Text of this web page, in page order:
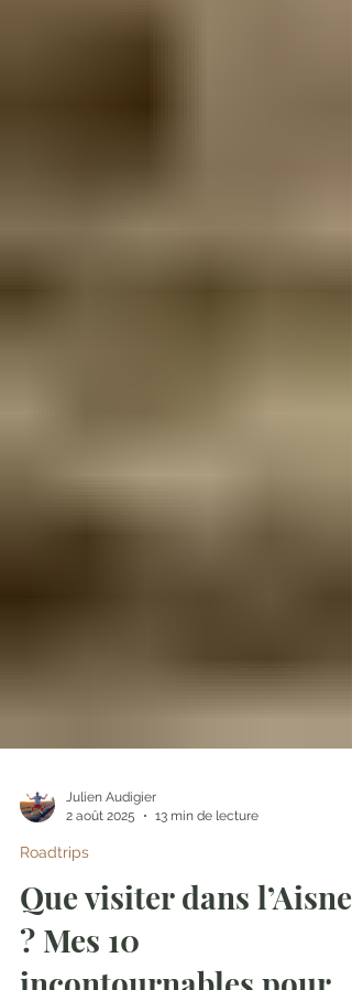
Julien Audigier
2 août 2025
Roadtrips